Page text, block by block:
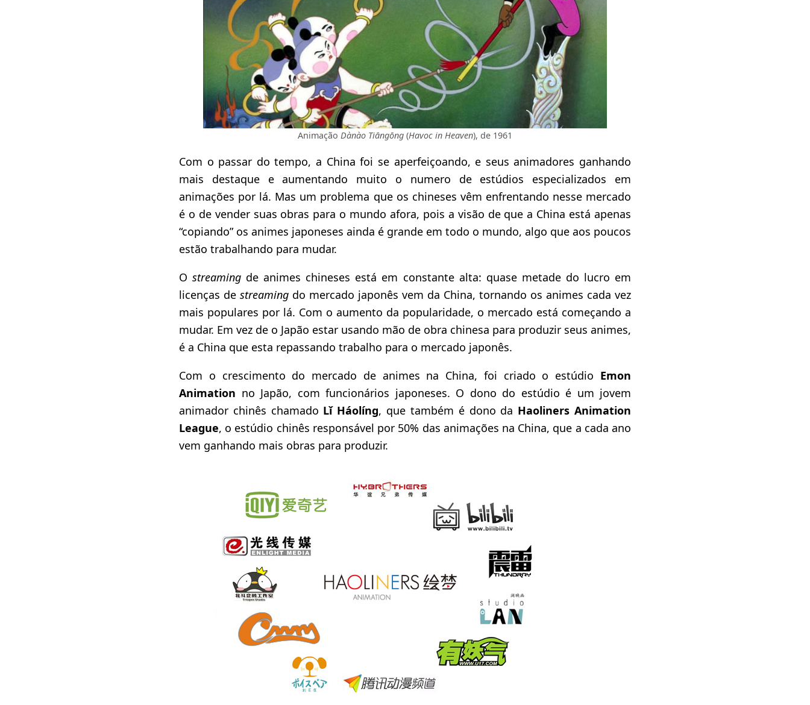
Animação Dànào Tiāngōng (Havoc in Heaven), de 1961
Com o passar do tempo, a China foi se aperfeiçoando, e seus animadores ganhando
mais destaque e aumentando muito o numero de estúdios especializados em
animações por lá. Mas um problema que os chineses vêm enfrentando nesse mercado
é o de vender suas obras para o mundo afora, pois a visão de que a China está apenas
“copiando” os animes japoneses ainda é grande em todo o mundo, algo que aos poucos
estão trabalhando para mudar.
Ostreaming de animes chineses está em constante alta: quase metade do lucro em
licenças de streaming do mercado japonês vem da China, tornando os animes cada vez
mais populares por lá. Com o aumento da popularidade, o mercado está começando a
mudar. Em vez de o Japão estar usando mão de obra chinesa para produzir seus animes,
é a China que esta repassando trabalho para o mercado japonês.
Com o crescimento do mercado de animes na China, foi criado o estúdio Emon
Animation no Japão, com funcionários japoneses. O dono do estúdio é um jovem
animador chinês chamado Lǐ Háolíng, que também é dono da Haoliners Animation
League, o estúdio chinês responsável por 50% das animações na China, que a cada ano
vem ganhando mais obras para produzir.